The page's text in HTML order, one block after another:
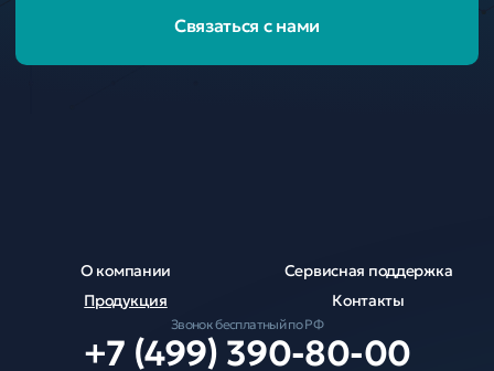
Связаться с нами
О компании
Продукция
Сервисная поддержка
Контакты
Звонок бесплатный по РФ
+7 (499) 390-80-00